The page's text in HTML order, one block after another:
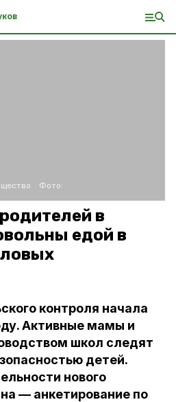
Фото:
в
едой в
контроля начала
Активные мамы и
школ следят
детей.
нового
— анкетирование по